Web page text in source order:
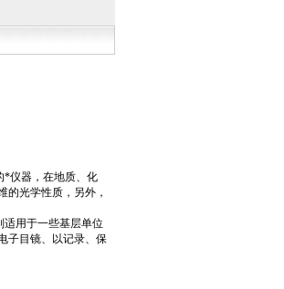
*仪器，在地质、化
的光学性质，另外，
适用于一些基层单位
子目镜、以记录、保